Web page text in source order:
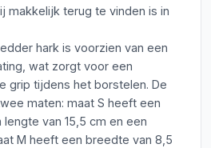
makkelijk terug te vinden is in
hark is voorzien van een
wat zorgt voor een
grip tijdens het borstelen. De
maten: maat S heeft een
van 15,5 cm en een
M heeft een breedte van 8,5